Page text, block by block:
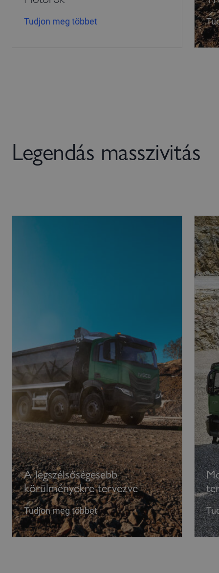
Tudjon meg többet
Legendás masszivitás
A legszélsőségesebb
körülményekre tervezve
Tudjon meg többet